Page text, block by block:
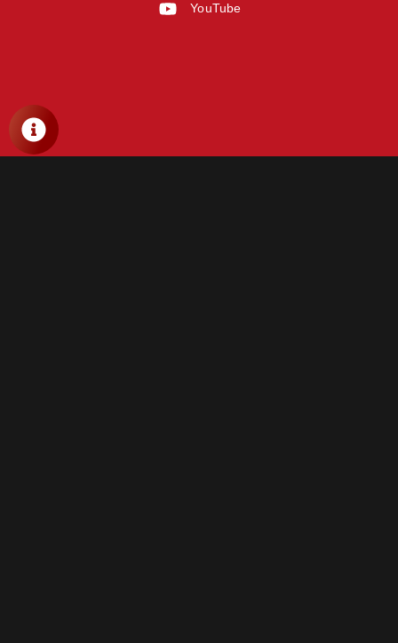
YouTube